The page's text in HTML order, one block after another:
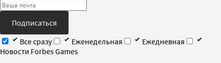
Подписаться
Все сразу
Еженедельная
Ежедневная
Новости Forbes Games